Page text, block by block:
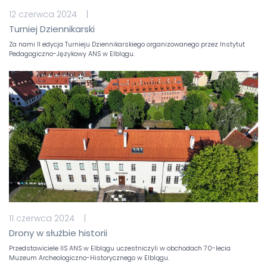
12 czerwca 2024 |
Turniej Dziennikarski
Za nami II edycja Turnieju Dziennikarskiego organizowanego przez Instytut
Pedagogiczno-Językowy ANS w Elblągu.
11 czerwca 2024 |
Drony w służbie historii
Przedstawiciele IIS ANS w Elblągu uczestniczyli w obchodach 70-lecia
Muzeum Archeologiczno-Historycznego w Elblągu.